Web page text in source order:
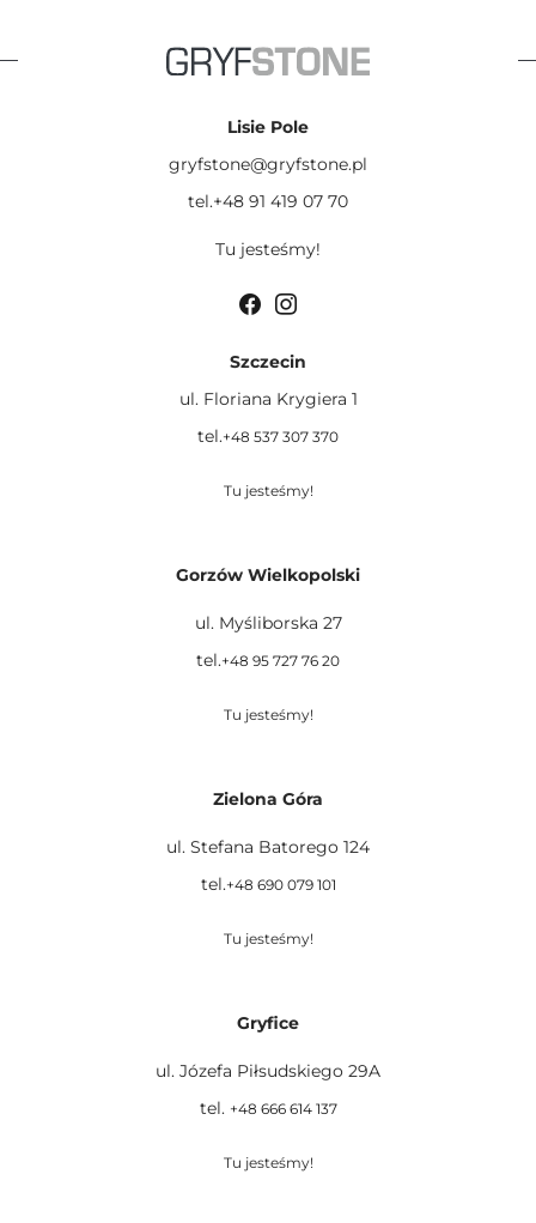
Lisie Pole
gryfstone@gryfstone.pl
tel.+48 91 419 07 70
Tu jesteśmy!
Szczecin
ul. Floriana Krygiera 1
tel.+48 537 307 370
Tu jesteśmy!
Gorzów Wielkopolski
ul. Myśliborska 27
tel.+48 95 727 76 20
Tu jesteśmy!
Zielona Góra
ul. Stefana Batorego 124
tel.+48 690 079 101
Tu jesteśmy!
Gryfice
ul. Józefa Piłsudskiego 29A
tel. +48 666 614 137
Tu jesteśmy!